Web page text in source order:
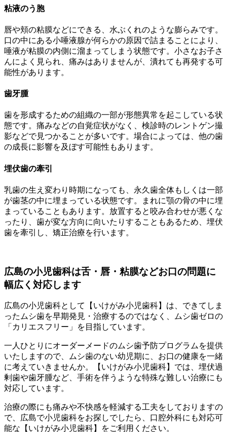
粘液のう胞
唇や頬の粘膜などにできる、水ぶくれのような膨らみです。
口の中にある小唾液腺が何らかの原因で詰まることにより、
唾液が粘膜の内側に溜まってしまう状態です。小さなお子さ
んによく見られ、痛みはありませんが、潰れても再発する可
能性があります。
歯牙腫
歯を形成するための組織の一部が形態異常を起こしている状
態です。痛みなどの自覚症状がなく、検診時のレントゲン撮
影などで見つかることが多いです。場合によっては、他の歯
の成長に影響を及ぼす可能性もあります。
埋伏歯の牽引
乳歯の生え変わり時期になっても、永久歯全体もしくは一部
が歯茎の中に埋まっている状態です。まれに顎の骨の中に埋
まっていることもあります。放置すると咬み合わせが悪くな
ったり、歯が変な方向に向いたりすることもあるため、埋伏
歯を牽引し、矯正治療を行います。
広島の小児歯科は舌・唇・粘膜などお口の問題に
幅広く対応します
広島の小児歯科として【いけがみ小児歯科】は、できてしま
ったムシ歯を早期発見・治療するのではなく、ムシ歯ゼロの
「カリエスフリー」を目指しています。
一人ひとりにオーダーメードのムシ歯予防プログラムを提供
いたしますので、ムシ歯のない幼児期に、お口の健康を一緒
に考えていきませんか。【いけがみ小児歯科】では、埋伏過
剰歯や歯牙腫など、手術を伴うような特殊な難しい治療にも
対応しています。
治療の際にも痛みや不快感を軽減する工夫をしておりますの
で、広島で小児歯科をお探しでしたら、口腔外科にも対応可
能な【いけがみ小児歯科】をご利用ください。